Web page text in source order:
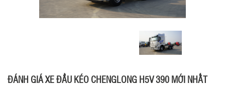
ĐÁNH GIÁ XE ĐẦU KÉO CHENGLONG H5V 390 MỚI NHẤT